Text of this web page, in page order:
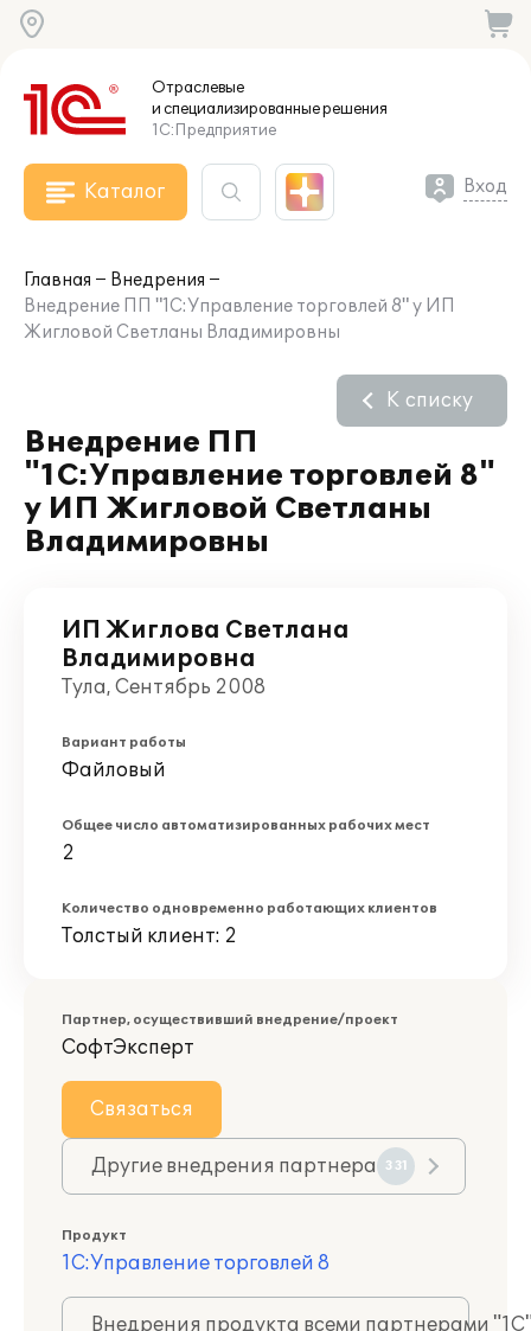
Отраслевые
и специализированныерешения
1С:Предприятие
Каталог Вход
Главная
Внедрения
Внедрение ПП "1С:Управление торговлей 8" у ИП
Жигловой Светланы Владимировны
Внедрение ПП
"1С:Управление торговлей 8"
у ИП Жигловой Светланы
Владимировны
К списку
ИП Жиглова Светлана
Владимировна
Тула, Сентябрь 2008
Вариант работы
Файловый
Общее число автоматизированных рабочих мест
2
Количество одновременно работающих клиентов
Толстый клиент: 2
Партнер, осуществивший внедрение/проект
СофтЭксперт
Связаться
Другие внедрения партнера 331
Продукт
1С:Управление торговлей 8
Внедрения продукта всеми партнерами